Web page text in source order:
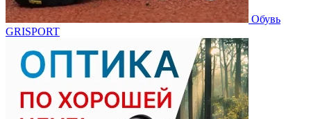
Обувь
GRISPORT